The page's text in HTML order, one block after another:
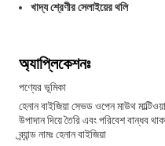
খাদ্য শ্রেণীর সেলাইয়ের থলি
অ্যাপ্লিকেশনঃ
পণ্যের ভূমিকা
হেনান বাইজিয়া সেভড ওপেন মাউথ
উপাদান দিয়ে তৈরি এবং পরিবেশ বান্ধব
ব্র্যান্ড নামঃ হেনান বাইজিয়া